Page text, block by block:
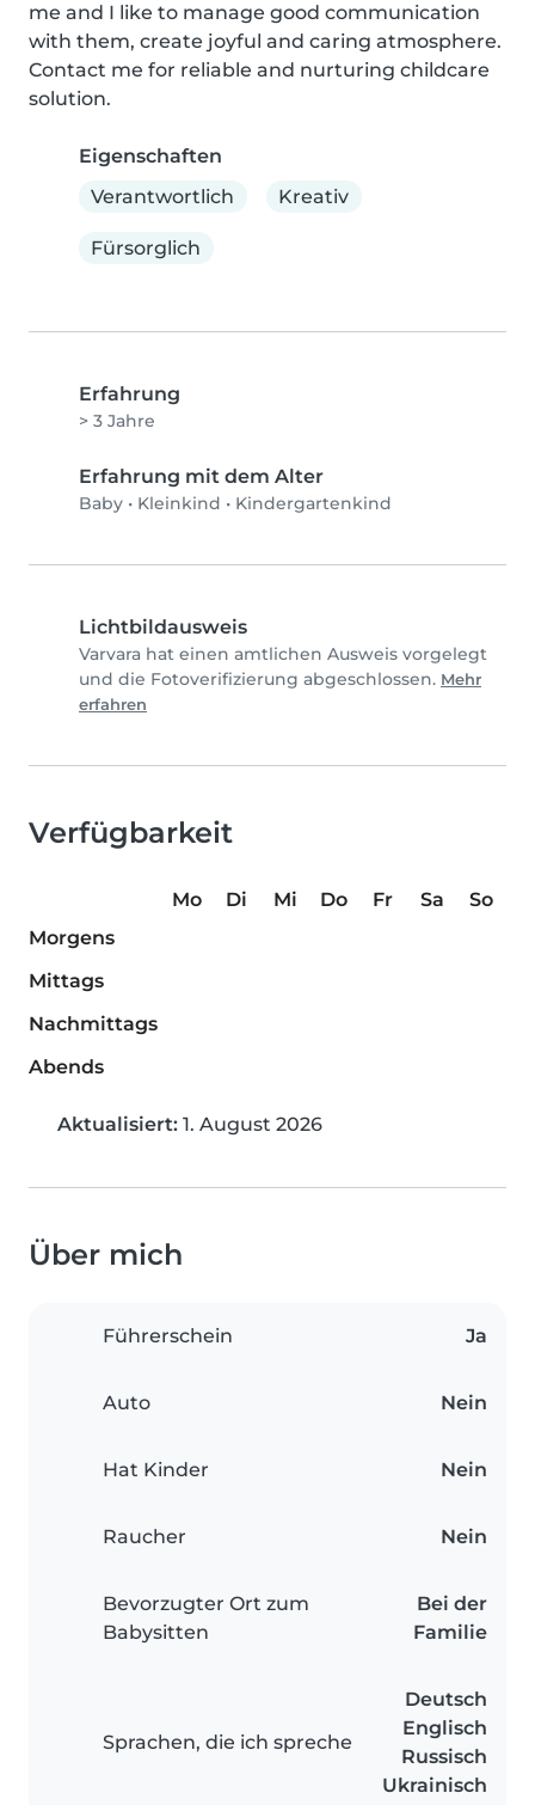
me and I like to manage good communication
with them, create joyful and caring atmosphere.
Contact me for reliable and nurturing childcare
solution.
Eigenschaften
Verantwortlich
Kreativ
Fürsorglich
Erfahrung
> 3 Jahre
Erfahrung mit dem Alter
Baby • Kleinkind • Kindergartenkind
Lichtbildausweis
Varvara hat einen amtlichen Ausweis vorgelegt
und die Fotoverifizierung abgeschlossen. Mehr
erfahren
Verfügbarkeit
Mo Di Mi Do Fr Sa
So
Morgens
Mittags
Nachmittags
Abends
Aktualisiert: 1. August 2026
Über mich
Führerschein Ja
Auto Nein
Hat Kinder Nein
Raucher Nein
Bevorzugter Ort zum
Babysitten
Bei der
Familie
Sprachen, die ich spreche
Deutsch
Englisch
Russisch
Ukrainisch